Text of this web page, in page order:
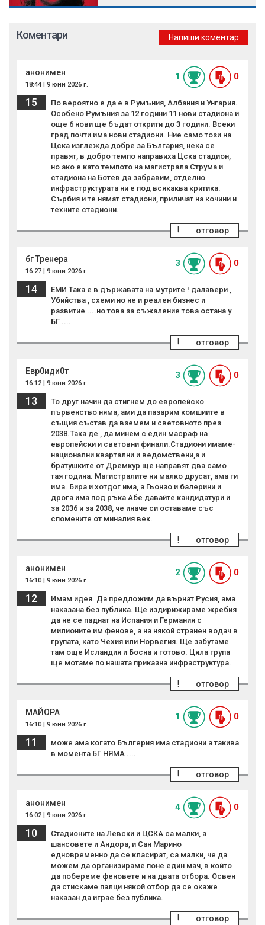
Коментари Напиши коментар
анонимен
18:44 | 9 юни 2026 г.
1 0
15
По вероятно е да е в Румъния, Албания и Унгария.
Особено Румъния за 12 години 11 нови стадиона и
още 6 нови ще бъдат открити до 3 години. Всеки
град почти има нови стадиони. Ние само този на
Цска изглежда добре за България, нека се
правят, в добро темпо направиха Цска стадион,
но ако е като темпото на магистрала Струма и
стадиона на Ботев да забравим, отделно
инфраструктурата ни е под всякаква критика.
Сърбия и те нямат стадиони, приличат на кочини и
техните стадиони.
отговор
!
бг Тренера
16:27 | 9 юни 2026 г.
3 0
14
ЕМИ Така е в държавата на мутрите ! далавери ,
Убийства , схеми но не и реален бизнес и
развитие ....но това за съжаление това остана у
БГ ....
отговор
!
Евр0иди0т
16:12 | 9 юни 2026 г.
3 0
13
То друг начин да стигнем до европейско
първенство няма, ами да пазарим комшиите в
същия състав да вземем и световното през
2038.Така де , да минем с един масраф на
европейски и световни финали.Стадиони имаме-
национални квартални и ведомствени,а и
братушките от Дремкур ще направят два само
тая година. Магистралите ни малко друсат, ама ги
има. Бира и хотдог има, а Гьонзо и балерини и
дрога има под ръка Абе давайте кандидатури и
за 2036 и за 2038, че иначе си оставаме със
спомените от миналия век.
отговор
!
анонимен
16:10 | 9 юни 2026 г.
2 0
12
Имам идея. Да предложим да върнат Русия, ама
наказана без публика. Ще издирижираме жребия
да не се паднат на Испания и Германия с
милионите им фенове, а на някой странен водач в
групата, като Чехия или Норвегия. Ще забутаме
там още Исландия и Босна и готово. Цяла група
ще мотаме по нашата приказна инфраструктура.
отговор
!
МАЙОРА
16:10 | 9 юни 2026 г.
1 0
11
може ама когато Бългерия има стадиони а такива
в момента БГ НЯМА ....
отговор
!
анонимен
16:02 | 9 юни 2026 г.
4 0
10
Стадионите на Левски и ЦСКА са малки, а
шансовете и Андора, и Сан Марино
едновременно да се класират, са малки, че да
можем да организираме поне един мач, в който
да побереме феновете и на двата отбора. Освен
да стискаме палци някой отбор да се окаже
наказан да играе без публика.
отговор
!